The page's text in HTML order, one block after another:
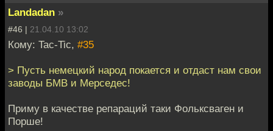
Landadan »
#46 | 21.04.10 13:02
Кому: Tac-Tic, #35
> Пусть немецкий народ покается и отдаст нам свои
заводы БМВ и Мерседес!
Приму в качестве репараций таки Фольксваген и
Порше!